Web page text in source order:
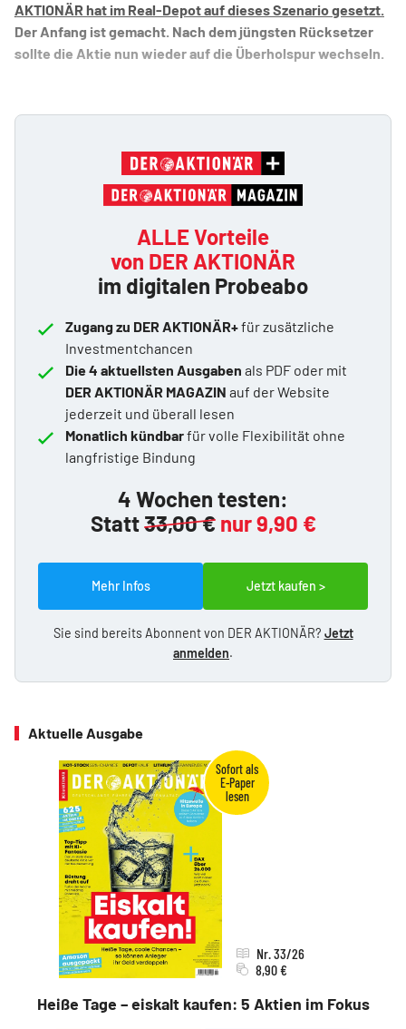
AKTIONÄR hat im Real-Depot auf dieses Szenario gesetzt.
Der Anfang ist gemacht. Nach dem jüngsten Rücksetzer
sollte die Aktie nun wieder auf die Überholspur wechseln.
ALLE Vorteile
von DER AKTIONÄR
im digitalen Probeabo
Zugang zu DER AKTIONÄR+für zusätzliche
Investmentchancen
Die 4 aktuellsten Ausgaben als PDF oder mit
DER AKTIONÄR MAGAZIN auf der Website
jederzeit und überall lesen
Monatlich kündbarfür volle Flexibilität ohne
langfristige Bindung
4 Wochen testen:
Statt33,00 € nur 9,90 €
Mehr Infos Jetzt kaufen >
Sie sind bereits Abonnent von DER AKTIONÄR? Jetzt
anmelden.
Aktuelle Ausgabe
Heiße Tage – eiskalt kaufen: 5 Aktien im Fokus
Nr. 33/26
8,90 €